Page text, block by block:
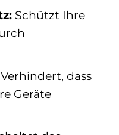
Schützt Ihre
Verhindert, dass
Geräte